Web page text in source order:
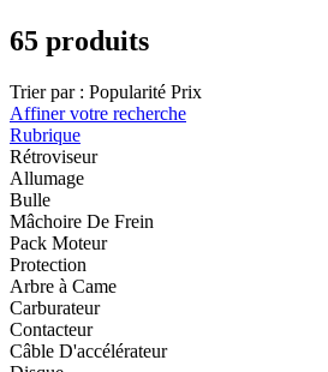
65 produits
Trier par : Popularité Prix
Affiner votre recherche
Rubrique
Rétroviseur
Allumage
Bulle
Mâchoire De Frein
Pack Moteur
Protection
Arbre à Came
Carburateur
Contacteur
Câble D'accélérateur